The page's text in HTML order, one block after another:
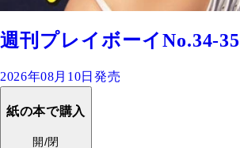
週刊プレイボーイNo.34-35
2026年08月10日発売
紙の本で購入
開/閉